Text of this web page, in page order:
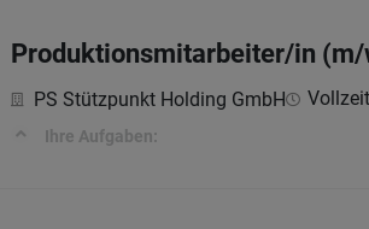
Produktionsmitarbeiter/in
PS Stützpunkt Holding GmbH Vollzeit
Ihre Aufgaben: